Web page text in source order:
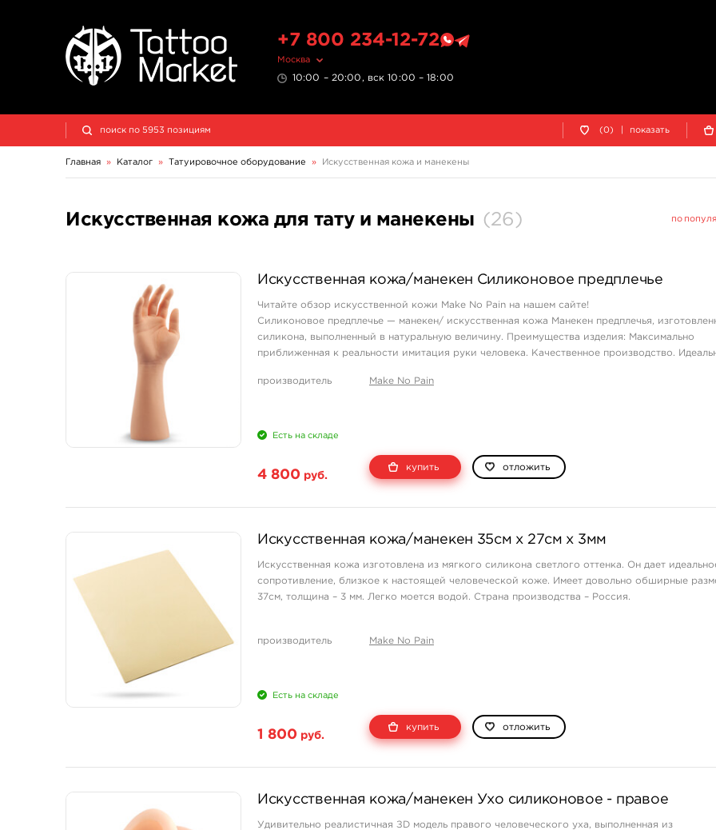
+7 800 234-12-72
Москва
10:00 – 20:00, вск 10:00 – 18:00
(0) показать
Главная » Каталог » Татуировочное оборудование » Искусственная кожа и манекены
по
Искусственная кожа для тату и манекены (26 )
Искусственная кожа/манекен Силиконовое предплечье
Читайте обзор искусственной кожи Make No Pain на нашем сайте!
Силиконовое предплечье — манекен/ искусственная кожа Манекен предплечья,
силикона, выполненный в натуральную величину. Преимущества изделия: Максимально
приближенная к реальности имитация руки человека. Качественное производство.
производитель
Make No Pain
Есть на складе
4 800 руб.
купить отложить
Искусственная кожа/манекен 35см х 27см х 3мм
Искусственная кожа изготовлена из мягкого силикона светлого оттенка. Он дает
сопротивление, близкое к настоящей человеческой коже. Имеет довольно обширные
37см, толщина – 3 мм. Легко моется водой. Страна производства – Россия.
производитель Make No Pain
Есть на складе
1 800 руб.
купить отложить
Искусственная кожа/манекен Ухо силиконовое - правое
Удивительно реалистичная ЗD модель правого человеческого уха, выполненная из